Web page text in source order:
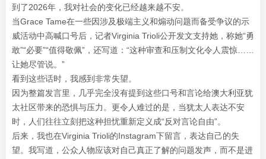
到了2026年，我对社会的变化已经越来越不安。
当Grace Tame在一些因涉及极端主义和煽动问题而备受争议的示
威活动中高喊口号后，记者Virginia Trioli公开发文支持她，称她“勇
敢”“必要”“值得敬佩”，还写道： “这种审查和压制文化令人震惊……
让她尽管说。”
看到这些话时，我感到非常失望。
因为整篇发言里，几乎完全没有提到这些口号和言论给澳大利亚犹
太社区带来的恐惧与压力。更令人难过的是，当犹太人表达不安
时，人们往往立刻把这种担忧重新定义成“反对言论自由”。
后来，我也在Virginia Trioli的Instagram下留言，表达自己的失
望。我写道，公众人物应该对自己真正了解的问题发声，而不是进